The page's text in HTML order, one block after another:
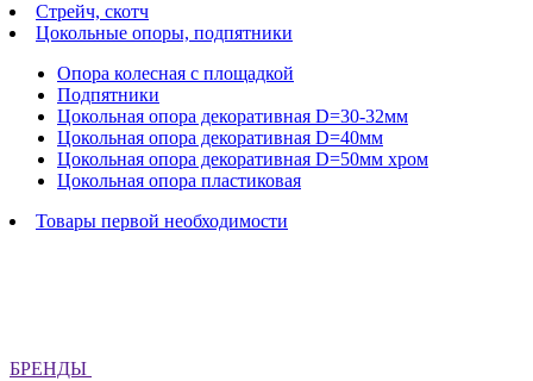
Стрейч, скотч
Цокольные опоры, подпятники
Опора колесная с площадкой
Подпятники
Цокольная опора декоративная D=30-32мм
Цокольная опора декоративная D=40мм
Цокольная опора декоративная D=50мм хром
Цокольная опора пластиковая
Товары первой необходимости
БРЕНДЫ